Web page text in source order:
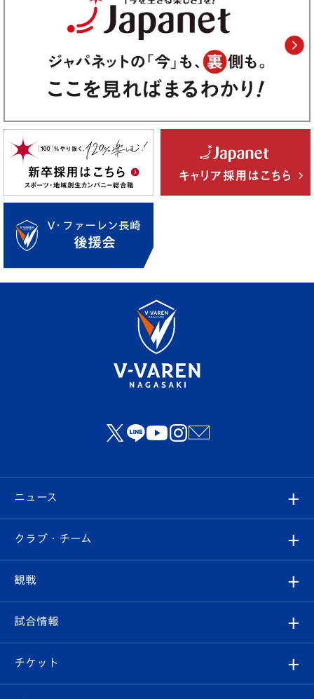
ニュース
すべて
クラブ
試合情報
クラブ・チーム
クラブ概要
エンブレム紹介
観戦
観戦ルール
はじめての観戦ガイド
試合情報
試合日程/結果
チケット